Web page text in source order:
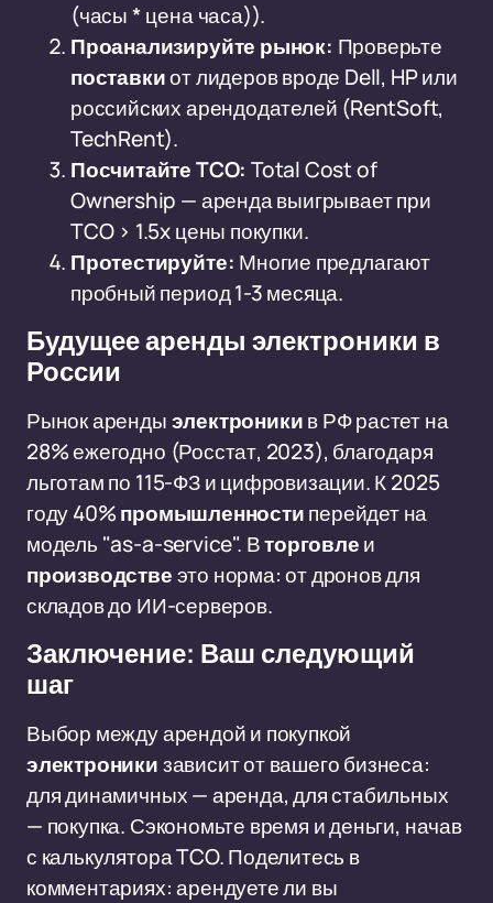
(часы * цена часа)).
Проанализируйте рынок: Проверьте
поставкиот лидеров вроде Dell, HP или
российских арендодателей (RentSoft,
TechRent).
Посчитайте TCO: Total Cost of
Ownership — аренда выигрывает при
TCO > 1.5x цены покупки.
Протестируйте: Многие предлагают
пробный период 1-3 месяца.
Будущее аренды электроники в
России
Рынок арендыэлектроникив РФ растет на
28% ежегодно (Росстат, 2023), благодаря
льготам по 115-ФЗ и цифровизации. К 2025
году 40%промышленностиперейдет на
модель "as-a-service". Вторговлеи
производствеэто норма: от дронов для
складов до ИИ-серверов.
Заключение: Ваш следующий
шаг
Выбор между арендой и покупкой
электроникизависит от вашего бизнеса:
для динамичных — аренда, для стабильных
— покупка. Сэкономьте время и деньги, начав
с калькулятора TCO. Поделитесь в
комментариях: арендуете ли вы